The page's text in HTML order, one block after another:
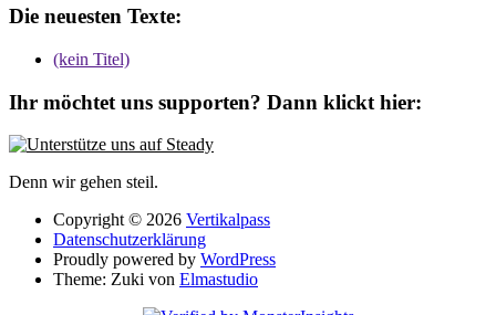
Die neuesten Texte:
(kein Titel)
Ihr möchtet uns supporten? Dann klickt hier:
Denn wir gehen steil.
Copyright © 2026 Vertikalpass
Datenschutzerklärung
Proudly powered by WordPress
Theme: Zuki von Elmastudio